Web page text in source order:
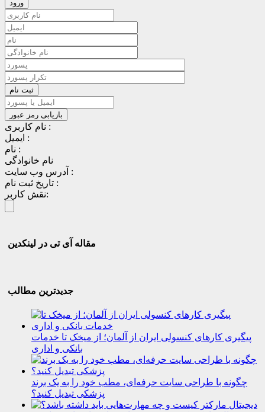
نام کاربری :
ایمیل :
نام :
نام خانوادگی
آدرس وب سایت :
تاریخ ثبت نام :
نقش کاربر:
مقاله آی تی در لینکدین
جدیدترین مطالب
پیگیری کارهای کنسولی ایران از آلمان؛ از میخک تا خدمات
بانکی و اداری
چگونه با طراحی سایت حرفه‌ای، مطب خود را به یک برند
پزشکی تبدیل کنید؟